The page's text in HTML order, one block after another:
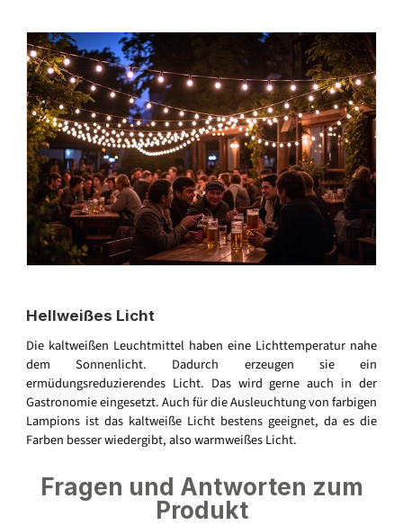
Hellweißes Licht
Die kaltweißen Leuchtmittel haben eine Lichttemperatur nahe
dem Sonnenlicht. Dadurch erzeugen sie ein
ermüdungsreduzierendes Licht. Das wird gerne auch in der
Gastronomie eingesetzt. Auch für die Ausleuchtung von farbigen
Lampions ist das kaltweiße Licht bestens geeignet, da es die
Farben besser wiedergibt, also warmweißes Licht.
Fragen und Antworten zum
Produkt